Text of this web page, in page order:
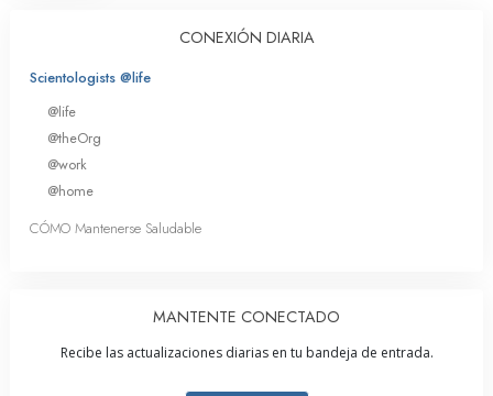
CONEXIÓN DIARIA
Scientologists @life
@life
@theOrg
@work
@home
CÓMO Mantenerse Saludable
MANTENTE CONECTADO
Recibe las actualizaciones diarias en tu bandeja de entrada.